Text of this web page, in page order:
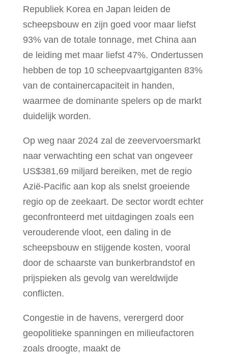
Republiek Korea en Japan leiden de
scheepsbouw en zijn goed voor maar liefst
93% van de totale tonnage, met China aan
de leiding met maar liefst 47%. Ondertussen
hebben de top 10 scheepvaartgiganten 83%
van de containercapaciteit in handen,
waarmee de dominante spelers op de markt
duidelijk worden.
Op weg naar 2024 zal de zeevervoersmarkt
naar verwachting een schat van ongeveer
US$381,69 miljard bereiken, met de regio
Azië-Pacific aan kop als snelst groeiende
regio op de zeekaart. De sector wordt echter
geconfronteerd met uitdagingen zoals een
verouderende vloot, een daling in de
scheepsbouw en stijgende kosten, vooral
door de schaarste van bunkerbrandstof en
prijspieken als gevolg van wereldwijde
conflicten.
Congestie in de havens, verergerd door
geopolitieke spanningen en milieufactoren
zoals droogte, maakt de